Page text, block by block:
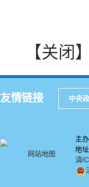
【关闭】
友情链接 中央
网站地图
主
地
滇